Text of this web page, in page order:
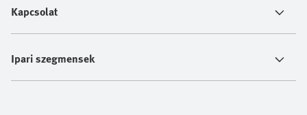
Kapcsolat
Ipari szegmensek